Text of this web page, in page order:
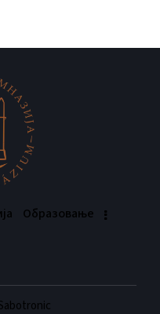
Oбразовање